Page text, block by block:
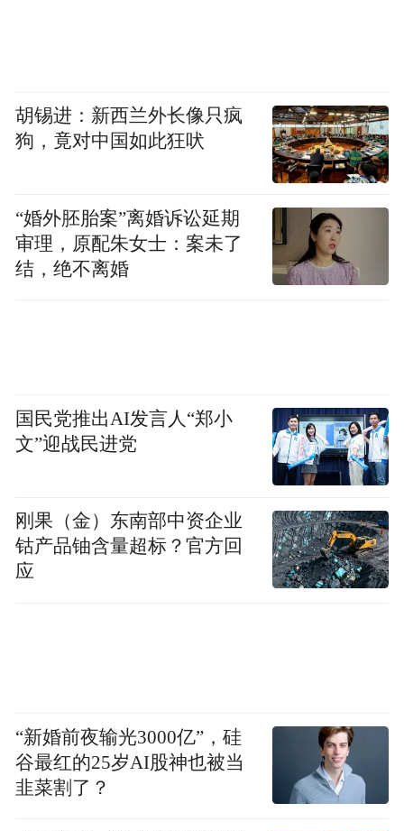
胡锡进：新西兰外长像只疯
狗，竟对中国如此狂吠
“婚外胚胎案”离婚诉讼延期
审理，原配朱女士：案未了
结，绝不离婚
国民党推出AI发言人“郑小
文”迎战民进党
刚果（金）东南部中资企业
钴产品铀含量超标？官方回
应
“新婚前夜输光3000亿”，硅
谷最红的25岁AI股神也被当
韭菜割了？